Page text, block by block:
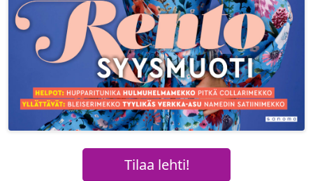
Tilaa lehti!